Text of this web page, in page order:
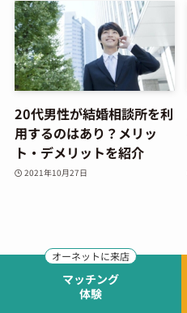
20代男性が結婚相談所を利
用するのはあり？メリッ
ト・デメリットを紹介
2021年10月27日
マッチング
体験
カテゴリー
彼氏彼女できない